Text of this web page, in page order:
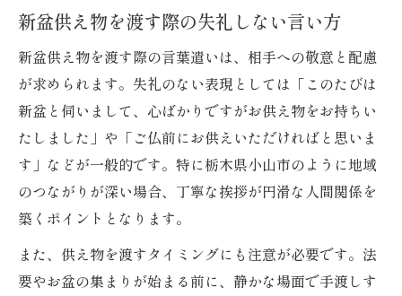
新盆供え物を渡す際の失礼しない言い方
新盆供え物を渡す際の言葉遣いは、相手への敬意と配慮
が求められます。失礼のない表現としては「このたびは
新盆と伺いまして、心ばかりですがお供え物をお持ちい
たしました」や「ご仏前にお供えいただければと思いま
す」などが一般的です。特に栃木県小山市のように地域
のつながりが深い場合、丁寧な挨拶が円滑な人間関係を
築くポイントとなります。
また、供え物を渡すタイミングにも注意が必要です。法
要やお盆の集まりが始まる前に、静かな場面で手渡しす